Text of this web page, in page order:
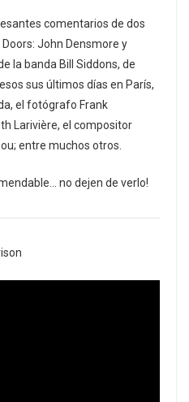
comentarios de dos
John Densmore y
la banda Bill Siddons, de
sus últimos días en París,
el fotógrafo Frank
Larivière, el compositor
entre muchos otros.
no dejen de verlo!